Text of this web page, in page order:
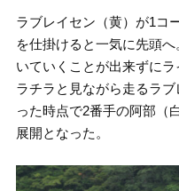
ラブレイセン（黄）が1コ
を仕掛けると一気に先頭
いていくことが出来ずに
ラチラと見ながら走るラ
った時点で2番手の阿部（
展開となった。